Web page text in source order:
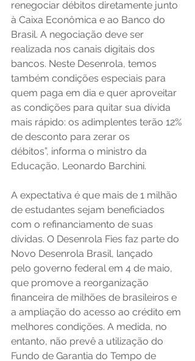
renegociar débitos diretamente junto
à Caixa Econômica e ao Banco do
Brasil. A negociação deve ser
realizada nos canais digitais dos
bancos. Neste Desenrola, temos
também condições especiais para
quem paga em dia e quer aproveitar
as condições para quitar sua dívida
mais rápido: os adimplentes terão 12%
de desconto para zerar os
débitos”, informa o ministro da
Educação, Leonardo Barchini.
A expectativa é que mais de 1 milhão
de estudantes sejam beneficiados
com o refinanciamento de suas
dívidas. O Desenrola Fies faz parte do
Novo Desenrola Brasil, lançado
pelo governo federal em 4 de maio,
que promove a reorganização
financeira de milhões de brasileiros e
a ampliação do acesso ao crédito em
melhores condições. A medida, no
entanto, não prevê a utilização do
Fundo de Garantia do Tempo de